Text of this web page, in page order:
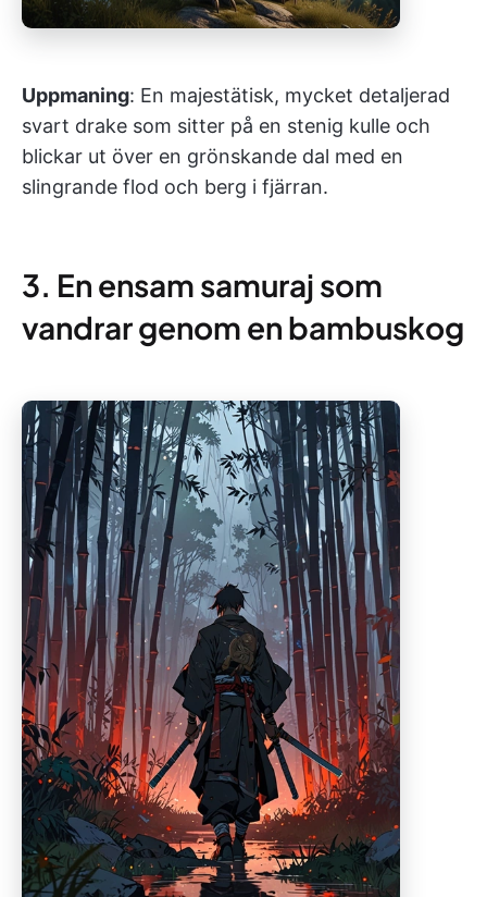
Uppmaning: En majestätisk, mycket detaljerad
svart drake som sitter på en stenig kulle och
blickar ut över en grönskande dal med en
slingrande flod och berg i fjärran.
3. En ensam samuraj som
vandrar genom en bambuskog